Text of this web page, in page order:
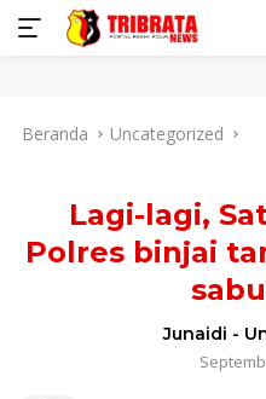
Beranda Uncategorized
Lagi-lagi,
Polres binjai
Junaidi -